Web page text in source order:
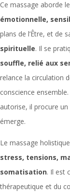
Ce massage aborde
émotionnelle,
plans de l’Être, et de
spirituelle. Il se
souffle, relié aux
relance la circulation
conscience
autorise, il procure
émerge.
Le massage
stress, tensions,
somatisation. Il est
thérapeutique et du